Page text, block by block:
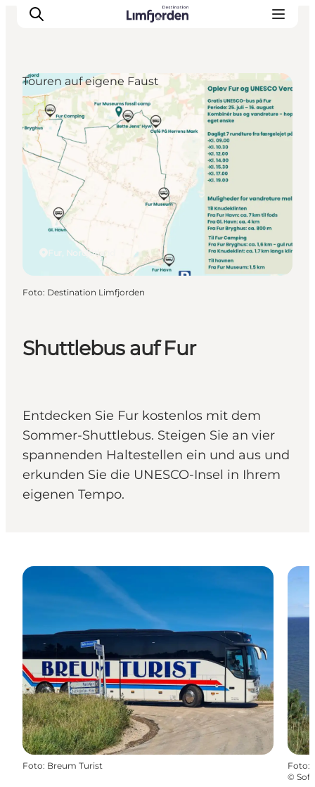
Shuttlebus auf Fur
Entdecken Sie Fur kostenlos mit dem
Sommer-Shuttlebus. Steigen Sie an vier
spannenden Haltestellen ein und aus und
erkunden Sie die UNESCO-Insel in Ihrem
eigenen Tempo.
Fur, Nordjütland
Touren auf eigene Faust
Foto: Destination Limfjorden
Foto: Breum Turist Foto:
©